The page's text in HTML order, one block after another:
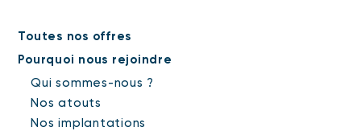
Toutes nos offres
Pourquoi nous rejoindre
Qui sommes-nous ?
Nos atouts
Nos implantations